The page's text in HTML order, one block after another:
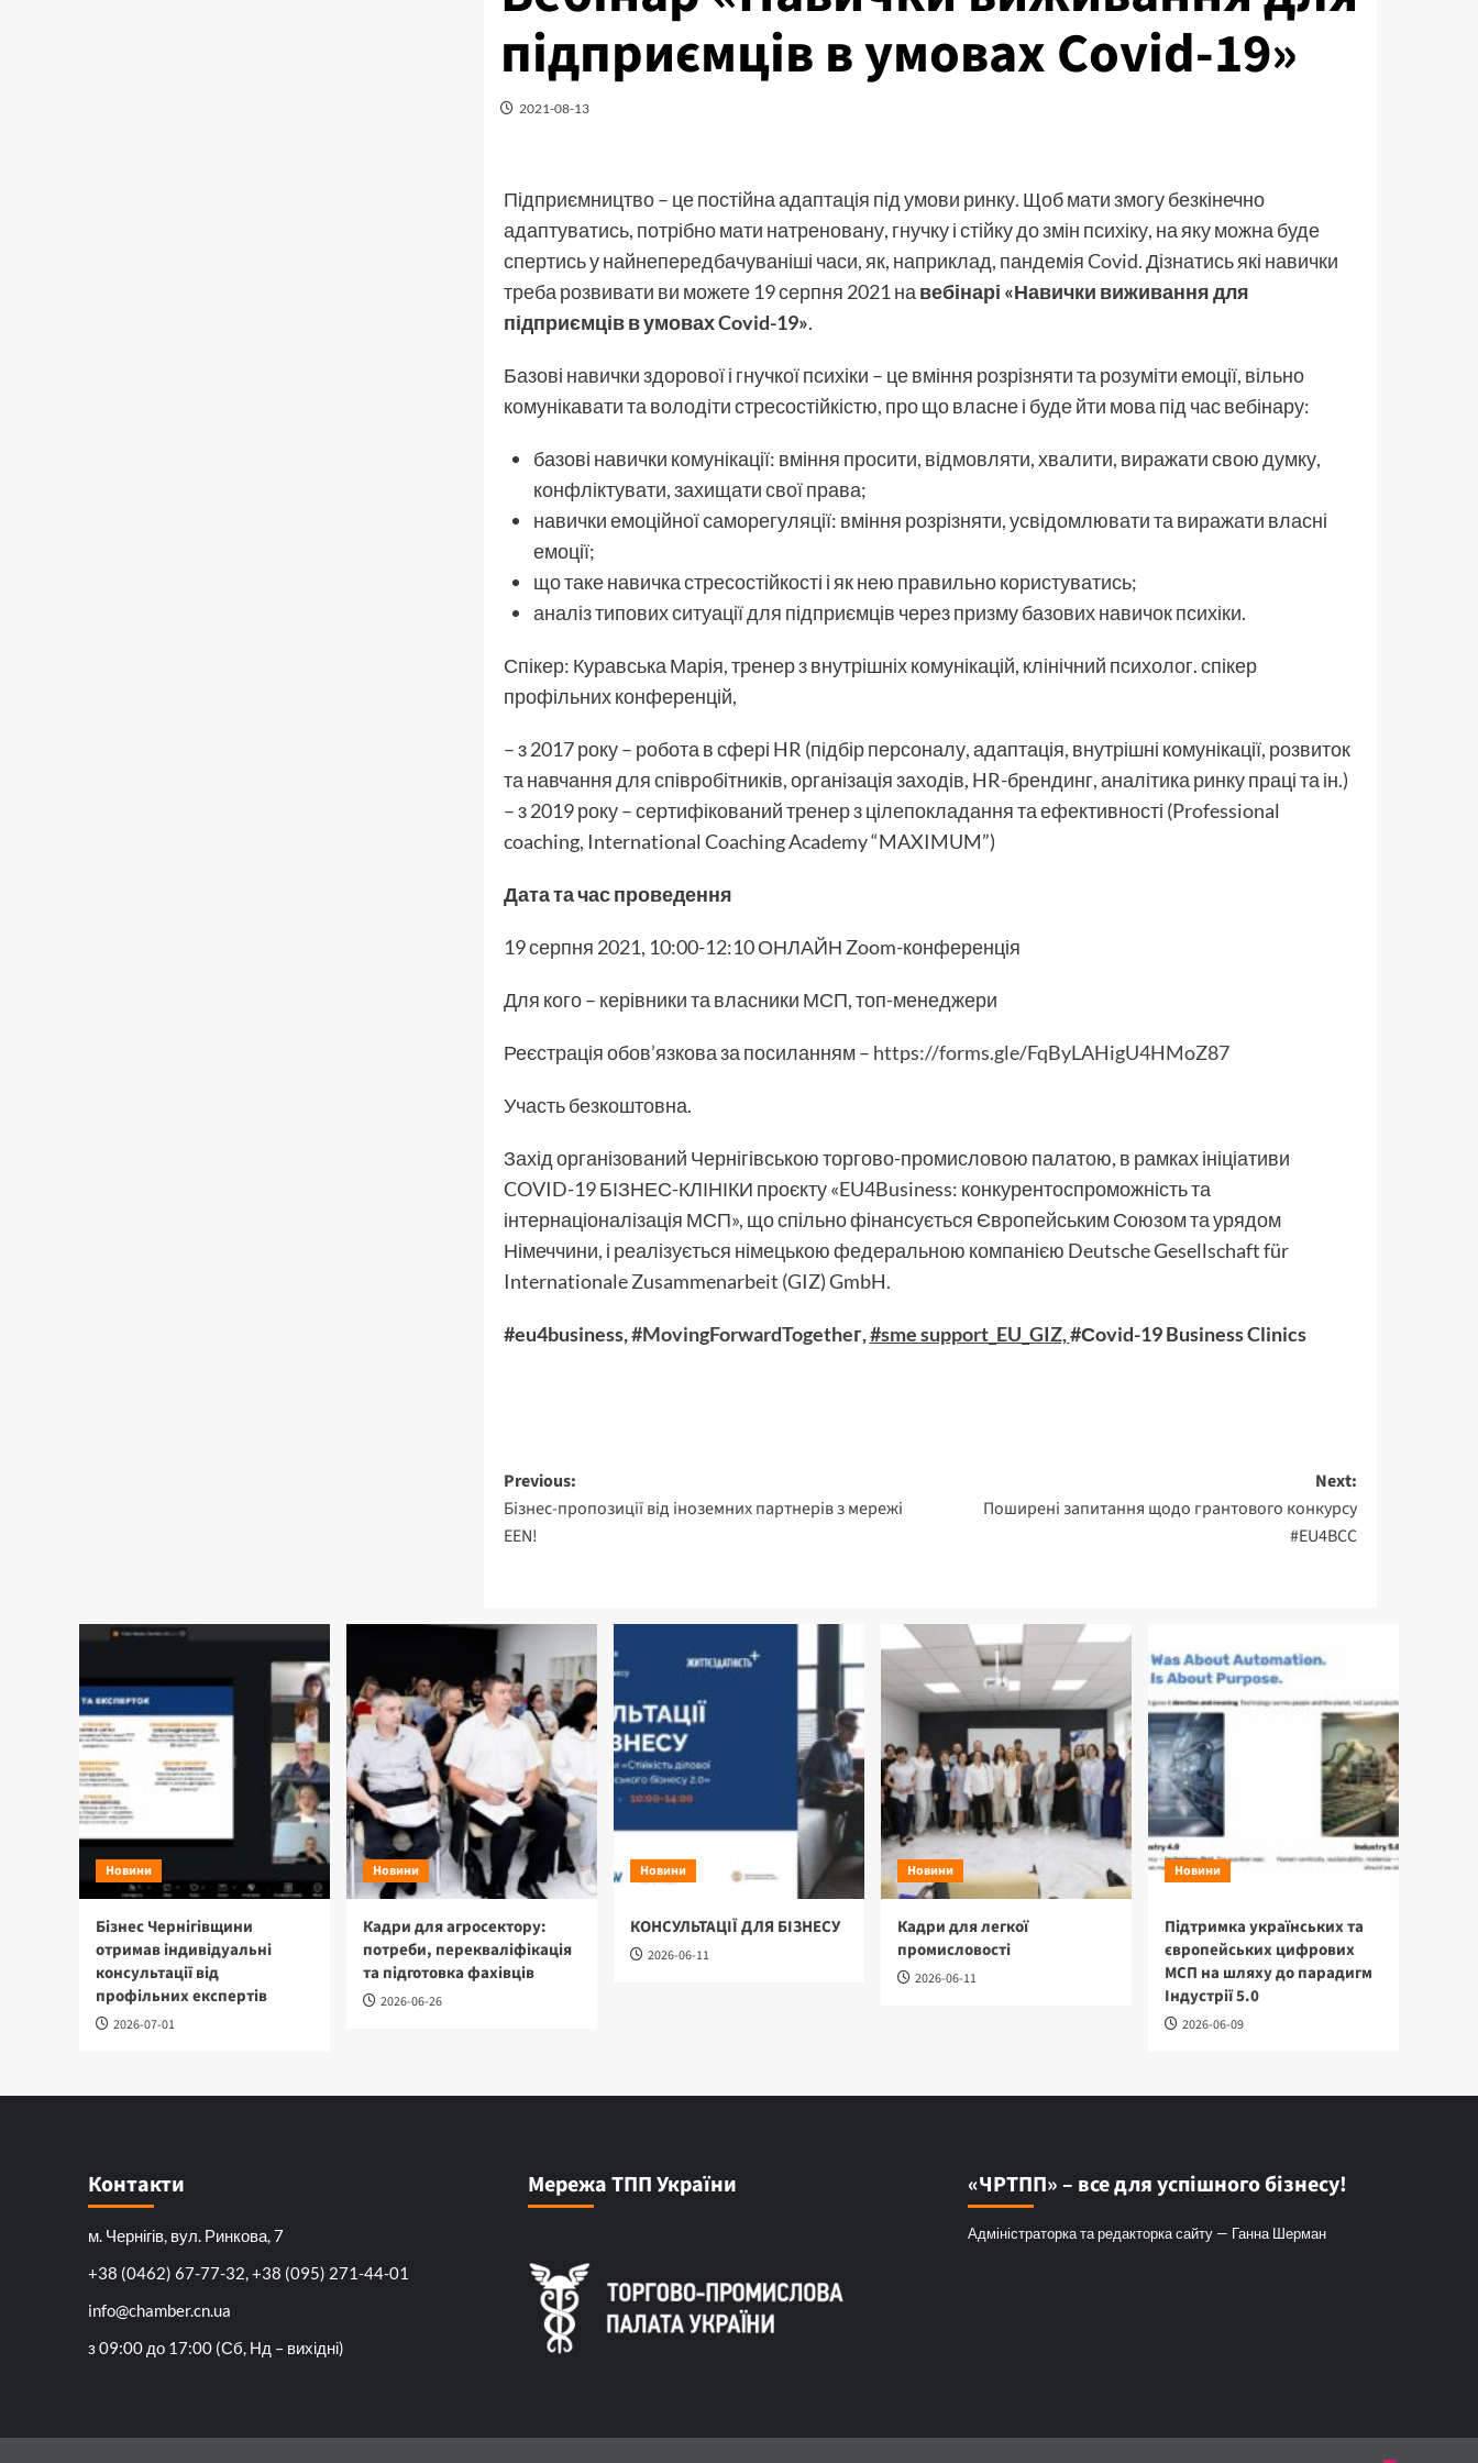
підприємців в умовах Covid-19»
2021-08-13
Підприємництво – це постійна адаптація під умови ринку. Щоб мати змогу безкінечно
адаптуватись, потрібно мати натреновану, гнучку і стійку до змін психіку, на яку можна буде
спертись у найнепередбачуваніші часи, як, наприклад, пандемія Covid. Дізнатись які навички
треба розвивати ви можете 19 серпня 2021 на вебінарі «Навички виживання для
підприємців в умовах Covid-19».
Базові навички здорової і гнучкої психіки – це вміння розрізняти та розуміти емоції, вільно
комунікавати та володіти стресостійкістю, про що власне і буде йти мова під час вебінару:
базові навички комунікації: вміння просити, відмовляти, хвалити, виражати свою думку,
конфліктувати, захищати свої права;
навички емоційної саморегуляції: вміння розрізняти, усвідомлювати та виражати власні
емоції;
що таке навичка стресостійкості і як нею правильно користуватись;
аналіз типових ситуації для підприємців через призму базових навичок психіки.
Спікер: Куравська Марія, тренер з внутрішніх комунікацій, клінічний психолог. спікер
профільних конференцій,
– з 2017 року – робота в сфері HR (підбір персоналу, адаптація, внутрішні комунікації, розвиток
та навчання для співробітників, організація заходів, HR-брендинг, аналітика ринку праці та ін.)
– з 2019 року – сертифікований тренер з цілепокладання та ефективності (Professional
coaching, International Coaching Academy “MAXIMUM”)
Дата та час проведення
19 серпня 2021, 10:00-12:10 ОНЛАЙН Zoom-конференція
Для кого – керівники та власники МСП, топ-менеджери
Реєстрація обов’язкова за посиланням – https://forms.gle/FqByLAHigU4HMoZ87
Участь безкоштовна.
Захід організований Чернігівською торгово-промисловою палатою, в рамках ініціативи
COVID-19 БІЗНЕС-КЛІНІКИ проєкту «EU4Business: конкурентоспроможність та
інтернаціоналізація МСП», що спільно фінансується Європейським Союзом та урядом
Німеччини, і реалізується німецькою федеральною компанією Deutsche Gesellschaft für
Internationale Zusammenarbeit (GIZ) GmbH.
#eu4business,#MovingForwardTogetheг,#sme support_EU_GIZ,#Сovid-19 Business Clinics
Post
navigation
Previous:
Бізнес-пропозиції від іноземних партнерів з мережі
EEN!
Next:
Поширені запитання щодо грантового конкурсу
#EU4BCC
Новини
Бізнес Чернігівщини
отримав індивідуальні
консультації від
профільних експертів
2026-07-01
Новини
Кадри для агросектору:
потреби, перекваліфікація
та підготовка фахівців
2026-06-26
Новини
КОНСУЛЬТАЦІЇ ДЛЯ БІЗНЕСУ
2026-06-11
Новини
Кадри для легкої
промисловості
2026-06-11
Новини
Підтримка українських та
європейських цифрових
МСП на шляху до парадигм
Індустрії 5.0
2026-06-09
Контакти
м. Чернігів, вул. Ринкова, 7
+38 (0462) 67-77-32, +38 (095) 271-44-01
info@chamber.cn.ua
з 09:00 до 17:00 (Сб, Нд – вихідні)
Мережа ТПП України «ЧРТПП» – все для успішного бізнесу!
Адміністраторка та редакторка сайту — Ганна Шерман